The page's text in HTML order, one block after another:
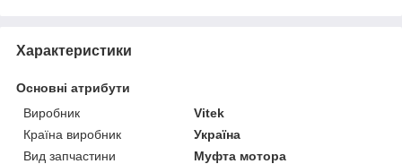
Характеристики
Основні атрибути
Виробник
Vitek
Країна виробник
Україна
Вид запчастини
Муфта мотора